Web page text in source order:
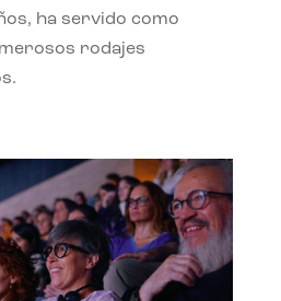
ha servido como
rodajes